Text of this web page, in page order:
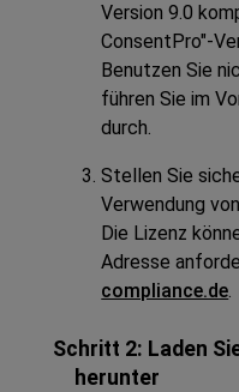
Version 9.0
ConsentPro"-
Benutzen Sie
führen Sie im
durch.
Stellen Sie
Verwendung
Die Lizenz
Adresse
compliance.de.
Schritt 2: Laden
herunter